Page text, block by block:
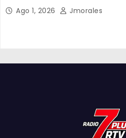
Ago 1, 2026 Jmorales